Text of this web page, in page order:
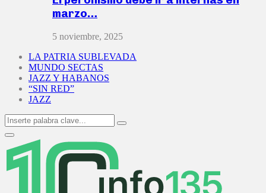
marzo…
5 noviembre, 2025
LA PATRIA SUBLEVADA
MUNDO SECTAS
JAZZ Y HABANOS
“SIN RED”
JAZZ
Search
for:
Search
Primary
Menu